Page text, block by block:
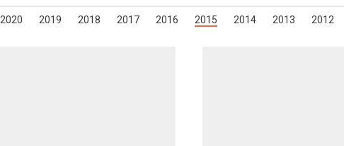
2020 2019 2018 2017 2016 2015 2014 2013 2012